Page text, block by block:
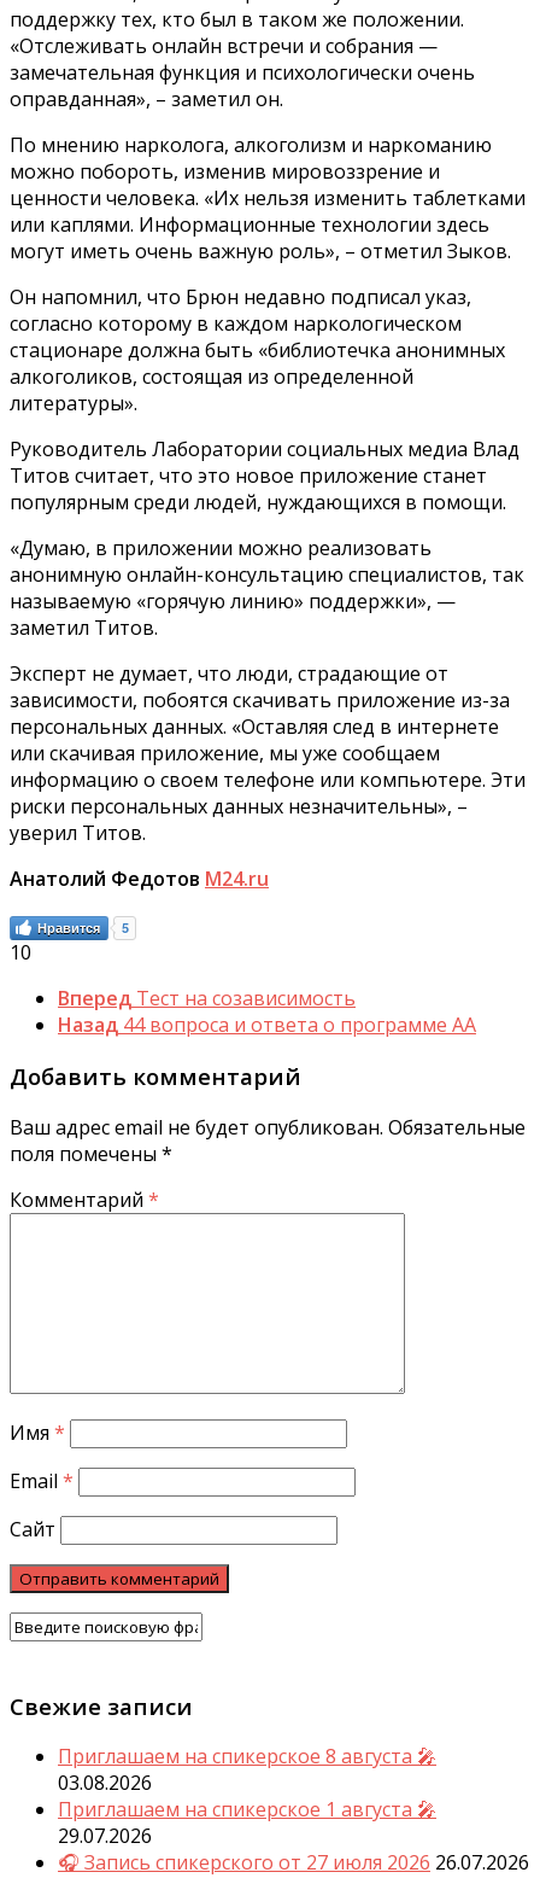
поддержку тех, кто был в таком же положении.
«Отслеживать онлайн встречи и собрания —
замечательная функция и психологически очень
оправданная», – заметил он.
По мнению нарколога, алкоголизм и наркоманию
можно побороть, изменив мировоззрение и
ценности человека. «Их нельзя изменить таблетками
или каплями. Информационные технологии здесь
могут иметь очень важную роль», – отметил Зыков.
Он напомнил, что Брюн недавно подписал указ,
согласно которому в каждом наркологическом
стационаре должна быть «библиотечка анонимных
алкоголиков, состоящая из определенной
литературы».
Руководитель Лаборатории социальных медиа Влад
Титов считает, что это новое приложение станет
популярным среди людей, нуждающихся в помощи.
«Думаю, в приложении можно реализовать
анонимную онлайн-консультацию специалистов, так
называемую «горячую линию» поддержки», —
заметил Титов.
Эксперт не думает, что люди, страдающие от
зависимости, побоятся скачивать приложение из-за
персональных данных. «Оставляя след в интернете
или скачивая приложение, мы уже сообщаем
информацию о своем телефоне или компьютере. Эти
риски персональных данных незначительны», –
уверил Титов.
Анатолий Федотов M24.ru
Нравится 5
10
Вперед Тест на созависимость
Назад 44 вопроса и ответа о программе АА
Добавить комментарий
Ваш адрес email не будет опубликован. Обязательные
поля помечены *
Комментарий *
Имя *
Email *
Сайт
Свежие записи
Приглашаем на спикерское 8 августа 🎤
03.08.2026
Приглашаем на спикерское 1 августа 🎤
29.07.2026
🎧 Запись спикерского от 27 июля 2026 26.07.2026